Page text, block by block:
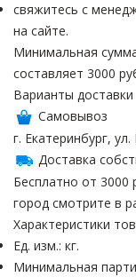
свяжитесь с
на сайте.
Минимальная
составляет 3000
Варианты доставки
Самовывоз
г. Екатеринбург,
Доставка
Бесплатно от 3000
город смотрите в
Характеристики
Ед. изм.: кг.
Минимальная